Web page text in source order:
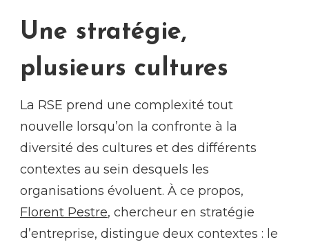
Une stratégie,
plusieurs cultures
La RSE prend une complexité tout
nouvelle lorsqu’on la confronte à la
diversité des cultures et des différents
contextes au sein desquels les
organisations évoluent. À ce propos,
Florent Pestre, chercheur en stratégie
d’entreprise, distingue deux contextes : le